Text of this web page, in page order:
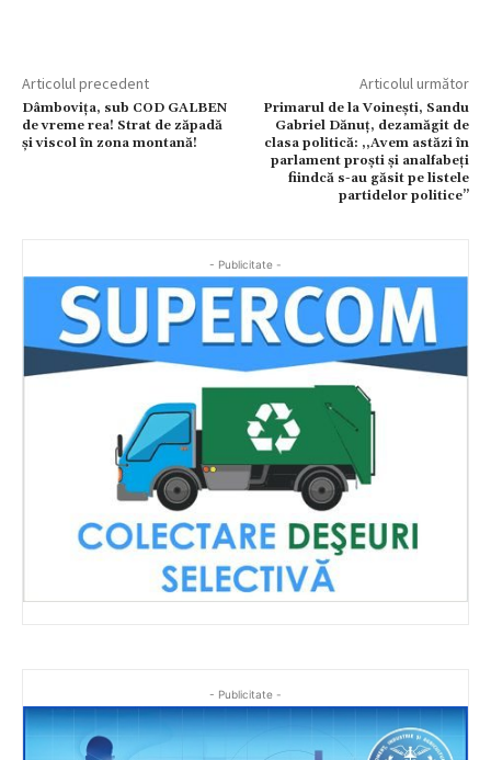
Articolul precedent
Dâmbovița, sub COD GALBEN
de vreme rea! Strat de zăpadă
și viscol în zona montană!
Articolul următor
Primarul de la Voinești, Sandu
Gabriel Dănuț, dezamăgit de
clasa politică: ,,Avem astăzi în
parlament proști și analfabeți
fiindcă s-au găsit pe listele
partidelor politice’’
- Publicitate -
- Publicitate -